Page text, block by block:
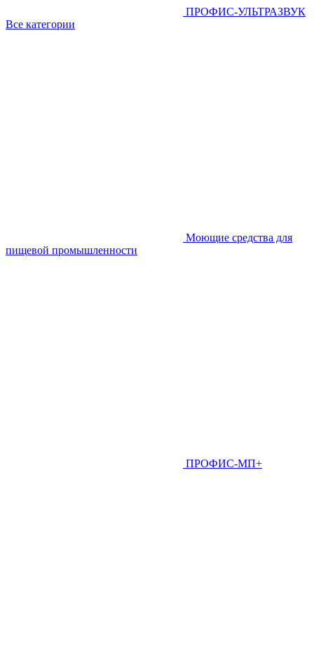
ПРОФИС-УЛЬТРАЗВУК
Все категории
Моющие средства для
пищевой промышленности
ПРОФИС-МП+